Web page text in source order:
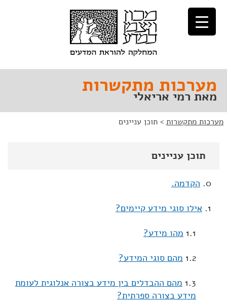
לתוכן
לניווט
מערכות מתקשרות
מאת רמי אריאלי
מערכות מתקשרות > תוכן עניינים
תוכן עניינים
0. הקדמה.
1. אילו סוגי מידע קיימים?
1.1 מהו מידע?
1.2 מהם סוגי המידע?
1.3 מהם ההבדלים בין מידע בצורה אנלוגית לעומת
מידע בצורה ספרתית?